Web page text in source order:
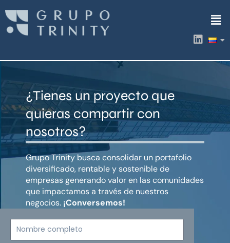
contenido
L
i
k
i
¿Tienes un proyecto que
quieras compartir con
nosotros?
Grupo Trinity busca consolidar un portafolio
diversificado, rentable y sostenible de
empresas generando valor en las comunidades
que impactamos a través de nuestros
negocios. ¡Conversemos!